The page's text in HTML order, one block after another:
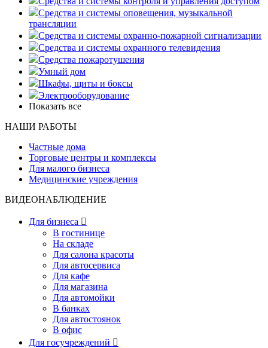
Средства и системы оповещения, музыкальной
трансляции
Средства и системы охранно-пожарной сигнализации
Средства и системы охранного телевидения
Средства пожаротушения
Умный дом
Шкафы, щиты и боксы
Электрооборудование
Показать все
НАШИ РАБОТЫ
Частные дома
Торговые центры и комплексы
Для малого бизнеса
Медицинские учреждения
ВИДЕОНАБЛЮДЕНИЕ
Для бизнеса 
В гостинице
На складе
Для салона красоты
Для автосервиса
Для кафе
Для магазина
Для автомойки
В банках
Для автостоянок
В офис
Для госучреждений 